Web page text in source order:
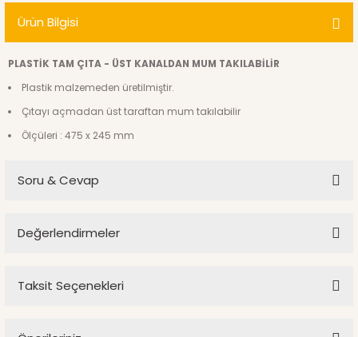
Ürün Bilgisi
PLASTİK TAM ÇITA - ÜST KANALDAN MUM TAKILABİLİR
Plastik malzemeden üretilmiştir.
Çıtayı açmadan üst taraftan mum takılabilir
Ölçüleri : 475 x 245 mm
Soru & Cevap
Değerlendirmeler
Çıta ölçüsü
Taksit Seçenekleri